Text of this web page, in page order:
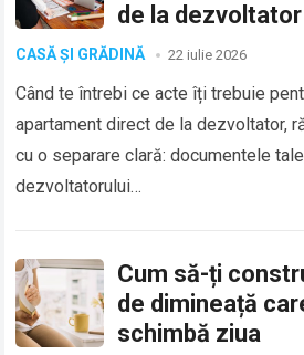
de la dezvoltator
CASĂ ȘI GRĂDINĂ 22 iulie 2026
Când te întrebi ce acte îți trebuie
apartament direct de la dezvoltator,
cu o separare clară: documentele
dezvoltatorului…
Cum să-ți
de dimineață
schimbă ziua